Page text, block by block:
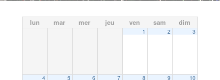
lun mar mer jeu ven sam dim
1 2 3
4 5 6 7 8 9 10